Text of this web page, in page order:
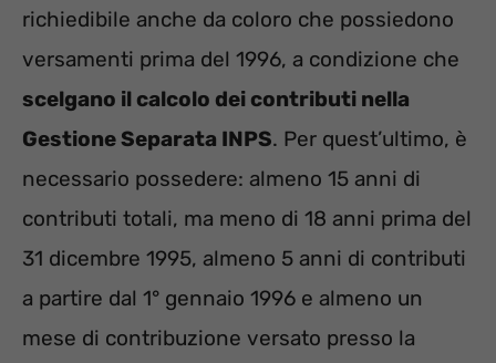
richiedibile anche da coloro che possiedono
versamenti prima del 1996, a condizione che
scelgano il calcolo dei contributi nella
Gestione Separata INPS. Per quest’ultimo, è
necessario possedere: almeno 15 anni di
contributi totali, ma meno di 18 anni prima del
31 dicembre 1995, almeno 5 anni di contributi
a partire dal 1° gennaio 1996 e almeno un
mese di contribuzione versato presso la